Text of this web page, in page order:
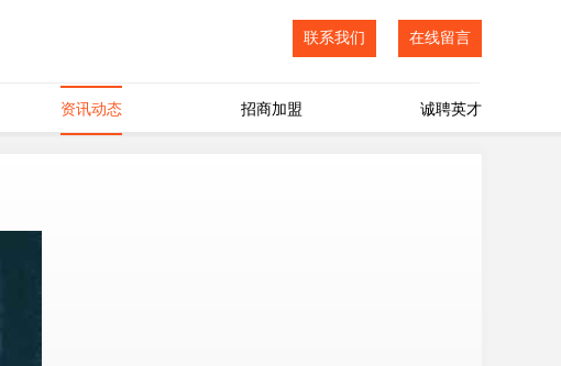
联系我们 在线留言
资讯动态 招商加盟 诚聘英才